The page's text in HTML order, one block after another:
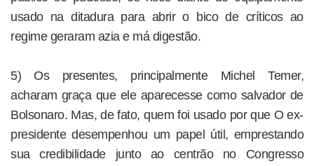
usado na ditadura para abrir o bico de críticos ao
regime geraram azia e má digestão.
5) Os presentes, principalmente Michel Temer,
acharam graça que ele aparecesse como salvador de
Bolsonaro. Mas, de fato, quem foi usado por que O ex-
presidente desempenhou um papel útil, emprestando
sua credibilidade junto ao centrão no Congresso